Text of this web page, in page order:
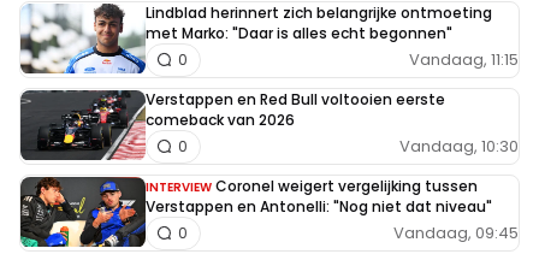
Lindblad herinnert zich belangrijke ontmoeting
met Marko: "Daar is alles echt begonnen"
Vandaag, 11:15
0
Verstappen en Red Bull voltooien eerste
comeback van 2026
Vandaag, 10:30
0
INTERVIEW Coronel weigert vergelijking tussen
Verstappen en Antonelli: "Nog niet dat niveau"
Vandaag, 09:45
0